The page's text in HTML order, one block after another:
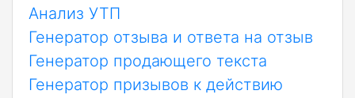
Анализ УТП
Генератор отзыва и ответа на отзыв
Генератор продающего текста
Генератор призывов к действию